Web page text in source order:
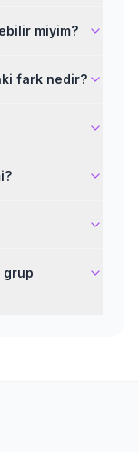
miyim?
fark nedir?
grup